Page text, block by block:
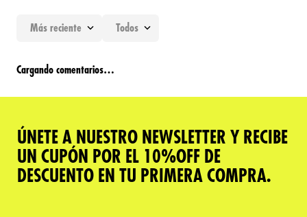
Más reciente Todos
Cargando comentarios…
ÚNETE A NUESTRO NEWSLETTER Y RECIBE
UN CUPÓN POR EL 10%OFF DE
DESCUENTO EN TU PRIMERA COMPRA.